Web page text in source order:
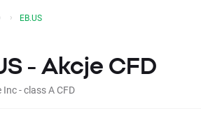
EB.US
- Akcje CFD
- class A CFD